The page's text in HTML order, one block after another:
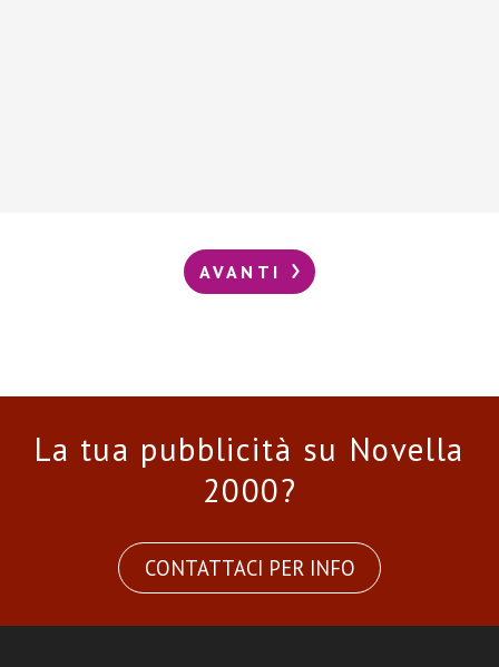
AVANTI
La tua pubblicità su Novella
2000?
CONTATTACI PER INFO